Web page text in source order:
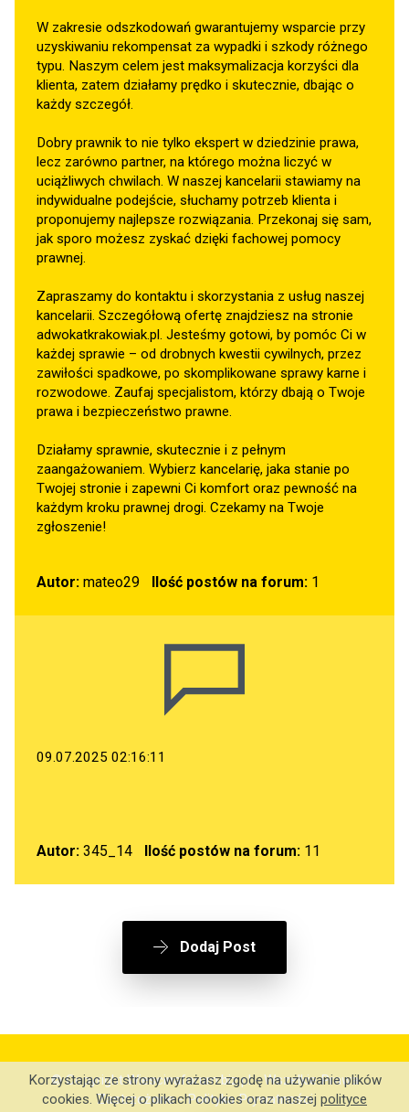
W zakresie odszkodowań gwarantujemy wsparcie przy
uzyskiwaniu rekompensat za wypadki i szkody różnego
typu. Naszym celem jest maksymalizacja korzyści dla
klienta, zatem działamy prędko i skutecznie, dbając o
każdy szczegół.
Dobry prawnik to nie tylko ekspert w dziedzinie prawa,
lecz zarówno partner, na którego można liczyć w
uciążliwych chwilach. W naszej kancelarii stawiamy na
indywidualne podejście, słuchamy potrzeb klienta i
proponujemy najlepsze rozwiązania. Przekonaj się sam,
jak sporo możesz zyskać dzięki fachowej pomocy
prawnej.
Zapraszamy do kontaktu i skorzystania z usług naszej
kancelarii. Szczegółową ofertę znajdziesz na stronie
adwokatkrakowiak.pl . Jesteśmy gotowi, by pomóc Ci w
każdej sprawie – od drobnych kwestii cywilnych, przez
zawiłości spadkowe, po skomplikowane sprawy karne i
rozwodowe. Zaufaj specjalistom, którzy dbają o Twoje
prawa i bezpieczeństwo prawne.
Działamy sprawnie, skutecznie i z pełnym
zaangażowaniem. Wybierz kancelarię, jaka stanie po
Twojej stronie i zapewni Ci komfort oraz pewność na
każdym kroku prawnej drogi. Czekamy na Twoje
zgłoszenie!
Autor: mateo29 Ilość postów na forum:1
09.07.2025 02:16:11
Autor: 345_14 Ilość postów na forum:11
Dodaj Post
© Copyright Wiescinaforum.biz.pl - Wszelkie Prawa
Zastrzeżone -Polityka Prywatności
Korzystając ze strony wyrażasz zgodę na używanie plików
cookies. Więcej o plikach cookies oraz naszej polityce